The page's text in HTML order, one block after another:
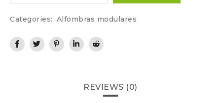
Categories: Alfombras modulares
REVIEWS (0)